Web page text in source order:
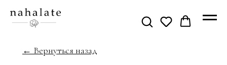
← Вернуться назад